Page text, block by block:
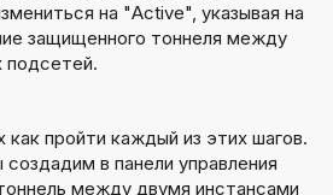
на "Active", указывая на
защищенного тоннеля между
подсетей.
пройти каждый из этих шагов.
в панели управления
между двумя инстансами